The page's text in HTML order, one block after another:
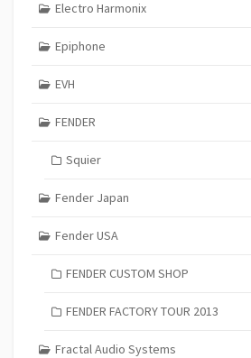
Electro Harmonix
Epiphone
EVH
FENDER
Squier
Fender Japan
Fender USA
FENDER CUSTOM SHOP
FENDER FACTORY TOUR 2013
Fractal Audio Systems